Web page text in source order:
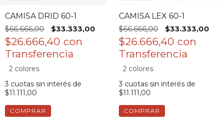
CAMISA DRID 60-1
$66.666,00
$33.333,00
$26.666,40 con
2 colores
3 cuotas sin interés de
$11.111,00
COMPRAR
CAMISA LEX 60-1
$66.666,00
$33.333,00
$26.666,40 con
2 colores
3 cuotas sin interés de
$11.111,00
COMPRAR